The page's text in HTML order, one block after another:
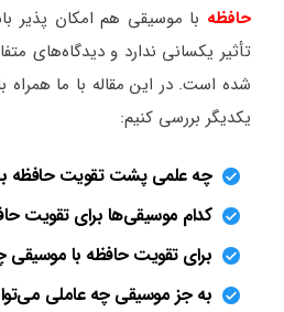
حافظه با موسیقی هم امکان پذیر
تأثیر یکسانی ندارد و دیدگاه‌های
شده است. در این مقاله با ما همراه
یکدیگر بررسی کنیم:
چه علمی پشت تقویت حافظه
کدام موسیقی‌ها برای تقویت
برای تقویت حافظه با
به جز موسیقی چه عاملی